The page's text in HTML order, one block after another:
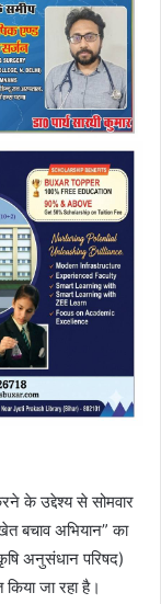
के उद्देश्य से सोमवार
बचाव अभियान” का
अनुसंधान परिषद)
जा रहा है।